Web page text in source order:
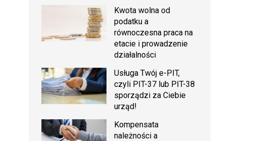
Kwota wolna od
podatku a
równoczesna praca na
etacie i prowadzenie
działalności
Usługa Twój e-PIT,
czyli PIT-37 lub PIT-38
sporządzi za Ciebie
urząd!
Kompensata
należności a